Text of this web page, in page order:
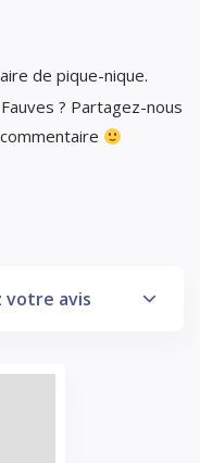
de pique-nique.
? Partagez-nous
votre avis